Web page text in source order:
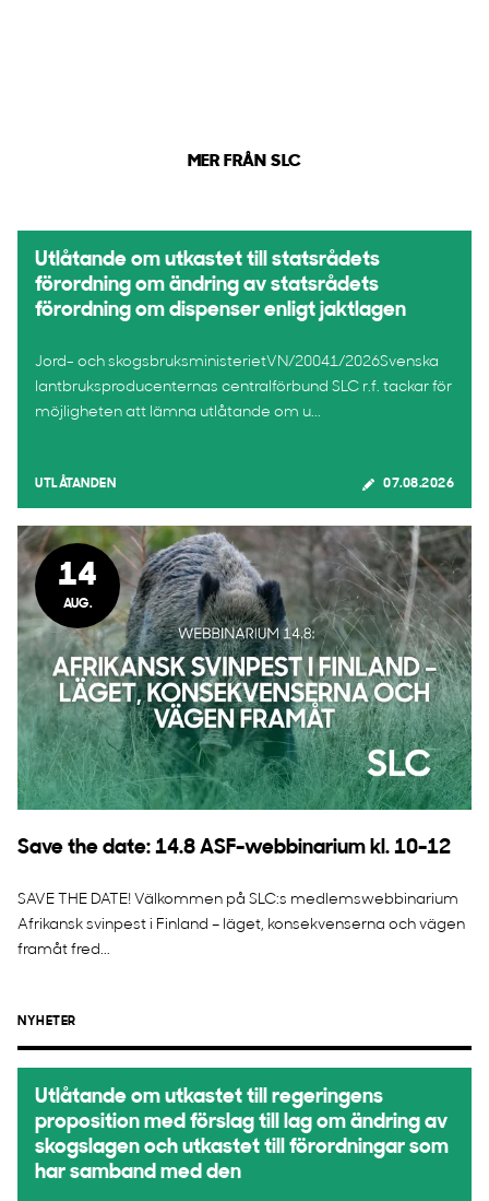
MER FRÅN SLC
Utlåtande om utkastet till statsrådets
förordning om ändring av statsrådets
förordning om dispenser enligt jaktlagen
Jord- och skogsbruksministerietVN/20041/2026Svenska
lantbruksproducenternas centralförbund SLC r.f. tackar för
möjligheten att lämna utlåtande om u...
UTLÅTANDEN 07.08.2026
14
AUG.
Save the date: 14.8 ASF-webbinarium kl. 10-12
SAVE THE DATE! Välkommen på SLC:s medlemswebbinarium
Afrikansk svinpest i Finland – läget, konsekvenserna och vägen
framåt fred...
NYHETER
Utlåtande om utkastet till regeringens
proposition med förslag till lag om ändring av
skogslagen och utkastet till förordningar som
har samband med den